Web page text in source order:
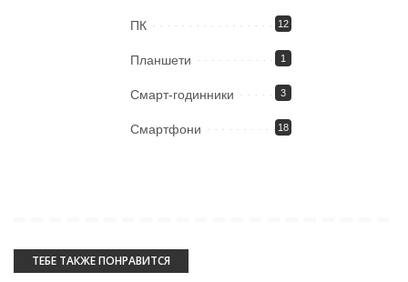
ПК 12
Планшети 1
Смарт-годинники 3
Смартфони 18
ТЕБЕ ТАКЖЕ ПОНРАВИТСЯ